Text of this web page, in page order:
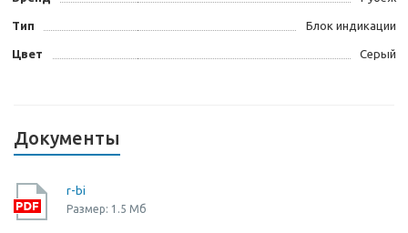
Тип Блок индикации
Цвет Серый
Документы
r-bi
Размер: 1.5 Мб